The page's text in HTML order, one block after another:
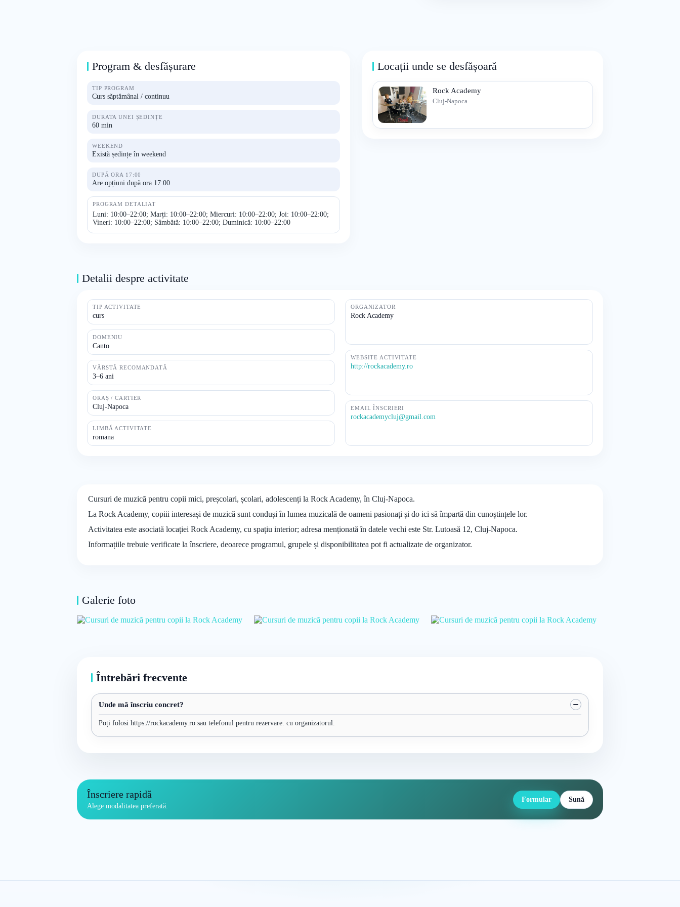
Program & desfășurare
TIP PROGRAM
Curs săptămânal / continuu
DURATA UNEI ȘEDINȚE
60 min
WEEKEND
Există ședințe în weekend
DUPĂ ORA 17:00
Are opțiuni după ora 17:00
PROGRAM DETALIAT
Luni: 10:00–22:00; Marți: 10:00–22:00; Miercuri: 10:00–22:00; Joi: 10:00–22:00;
Vineri: 10:00–22:00; Sâmbătă: 10:00–22:00; Duminică: 10:00–22:00
Locații unde se desfășoară
Rock Academy
Cluj-Napoca
Detalii despre activitate
TIP ACTIVITATE
curs
DOMENIU
Canto
VÂRSTĂ RECOMANDATĂ
3–6 ani
ORAȘ / CARTIER
Cluj-Napoca
LIMBĂ ACTIVITATE
romana
ORGANIZATOR
Rock Academy
WEBSITE ACTIVITATE
http://rockacademy.ro
EMAIL ÎNSCRIERI
rockacademycluj@gmail.com
Cursuri de muzică pentru copii mici, preșcolari, școlari, adolescenți la Rock Academy, în Cluj-Napoca.
La Rock Academy, copiii interesași de muzică sunt conduși în lumea muzicală de oameni pasionați și do ici să împartă din cunoștințele lor.
Activitatea este asociată locației Rock Academy, cu spațiu interior; adresa menționată în datele vechi este Str. Lutoasă 12, Cluj-Napoca.
Informațiile trebuie verificate la înscriere, deoarece programul, grupele și disponibilitatea pot fi actualizate de organizator.
Galerie foto
Întrebări frecvente
Unde mă înscriu concret?
Poți folosi https://rockacademy.ro sau telefonul pentru rezervare. cu organizatorul.
Înscriere rapidă
Alege modalitatea preferată.
Formular Sună